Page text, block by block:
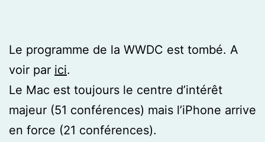
Le programme de la WWDC est tombé. A
voir par ici.
Le Mac est toujours le centre d’intérêt
majeur (51 conférences) mais l’iPhone arrive
en force (21 conférences).